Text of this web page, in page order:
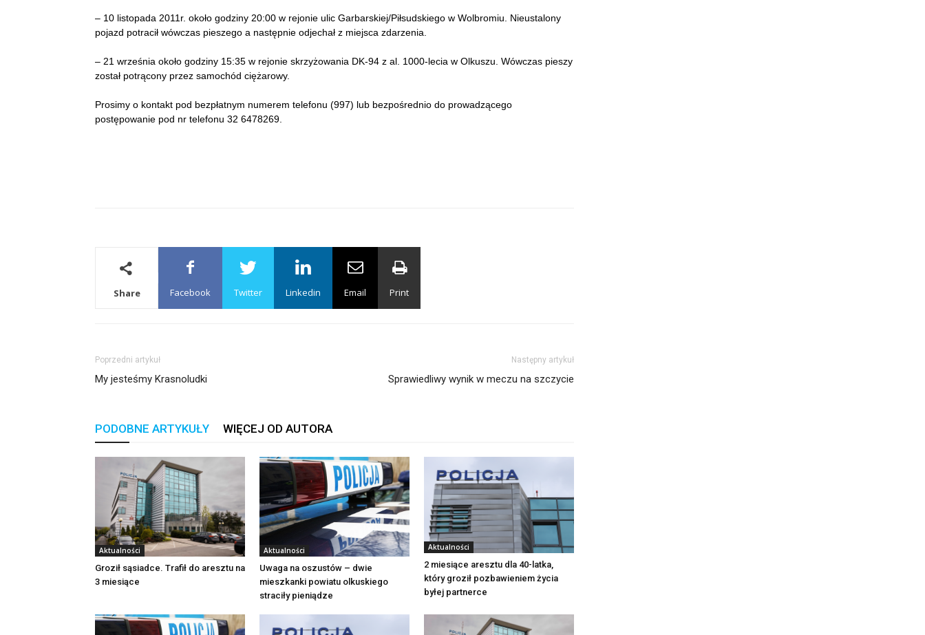
– 10 listopada 2011r. około godziny 20:00 w rejonie ulic Garbarskiej/Piłsudskiego w Wolbromiu. Nieustalony
pojazd potracił wówczas pieszego a następnie odjechał z miejsca zdarzenia.
– 21 września około godziny 15:35 w rejonie skrzyżowania DK-94 z al. 1000-lecia w Olkuszu. Wówczas pieszy
został potrącony przez samochód ciężarowy.
Prosimy o kontakt pod bezpłatnym numerem telefonu (997) lub bezpośrednio do prowadzącego
postępowanie pod nr telefonu 32 6478269.
Share Facebook Twitter Linkedin Email Print
Poprzedni artykuł
My jesteśmy Krasnoludki
Następny artykuł
Sprawiedliwy wynik w meczu na szczycie
PODOBNE ARTYKUŁY WIĘCEJ OD AUTORA
Aktualności
Groził sąsiadce. Trafił do aresztu na
3 miesiące
Aktualności
Uwaga na oszustów – dwie
mieszkanki powiatu olkuskiego
straciły pieniądze
Aktualności
2 miesiące aresztu dla 40-latka,
który groził pozbawieniem życia
byłej partnerce